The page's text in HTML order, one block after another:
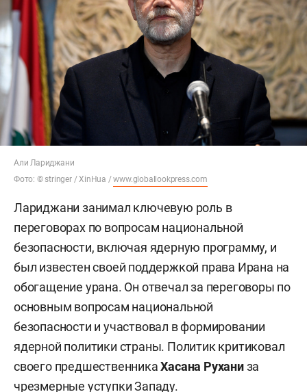
Али Лариджани
Фото: © stringer / XinHua /www.globallookpress.com
Лариджани занимал ключевую роль в
переговорах по вопросам национальной
безопасности, включая ядерную программу, и
был известен своей поддержкой права Ирана на
обогащение урана. Он отвечал за переговоры по
основным вопросам национальной
безопасности и участвовал в формировании
ядерной политики страны. Политик критиковал
своего предшественникаХасана Руханиза
чрезмерные уступки Западу.